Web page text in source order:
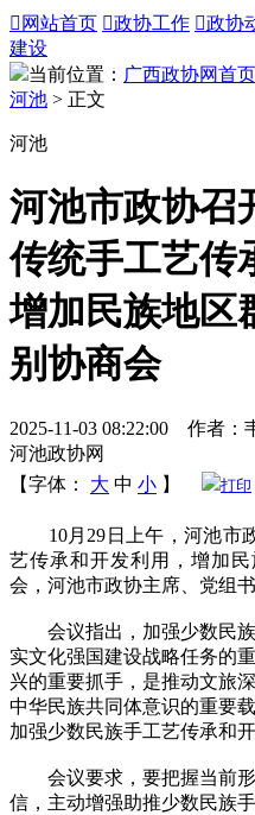
 网站首页 政协工作 政协
建设
当前位置： 广西政协网首页
河池 > 正文
河池
河池市政协召
传统手工艺传
增加民族地区
别协商会
2025-11-03 08:22:00 作者
河池政协网
【字体：
大 中 小 】 打印
10月29日上午，河池市
艺传承和开发利用，增加
会，河池市政协主席、党组
会议指出，加强少数民族
实文化强国建设战略任务的
兴的重要抓手，是推动文旅
中华民族共同体意识的重要
加强少数民族手工艺传承和
会议要求，要把握当前形
信，主动增强助推少数民族